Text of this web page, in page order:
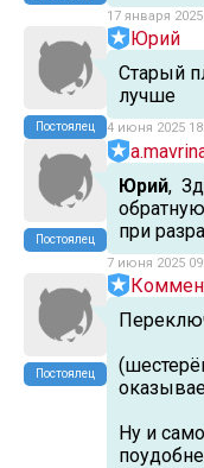
17 января 2025
Постоялец
Юрий
Старый
лучше
4 июня 2025
Постоялец
Юрий,
при
7 июня 2025
Постоялец
Ну и